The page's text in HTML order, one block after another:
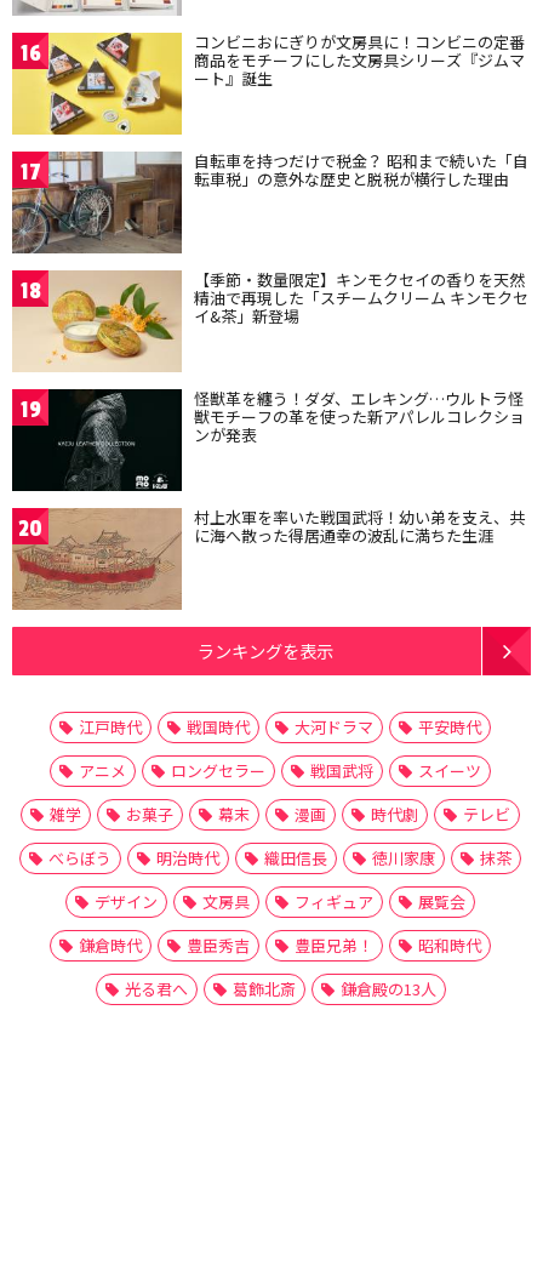
16 コンビニおにぎりが文房具に！コンビニの定番
商品をモチーフにした文房具シリーズ『ジムマ
ート』誕生
17 自転車を持つだけで税金？ 昭和まで続いた「自
転車税」の意外な歴史と脱税が横行した理由
18 【季節・数量限定】キンモクセイの香りを天然
精油で再現した「スチームクリーム キンモクセ
イ&茶」新登場
19 怪獣革を纏う！ダダ、エレキング…ウルトラ怪
獣モチーフの革を使った新アパレルコレクショ
ンが発表
20 村上水軍を率いた戦国武将！幼い弟を支え、共
に海へ散った得居通幸の波乱に満ちた生涯
ランキングを表示
江戸時代 戦国時代 大河ドラマ
平安時代
アニメ
ロングセラー 戦国武将
スイーツ
雑学
お菓子 幕末 漫画 時代劇
テレビ
べらぼう
明治時代 織田信長 徳川家康
抹茶
デザイン
文房具 フィギュア
展覧会
鎌倉時代
豊臣秀吉 豊臣兄弟！
昭和時代
光る君へ
葛飾北斎 鎌倉殿の13人